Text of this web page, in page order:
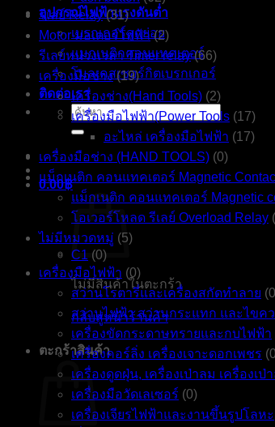
อุปกรณ์ไฟฟ้าแรงดันต่ำ
เบรกเกอร์ลูกย่อย
แมกเนติกคอนแทคเตอร์
โมลเคสเซอร์กิตเบรกเกอร์
ติดต่อเรา
ค้นหา:
0.00฿
ไม่มีสินค้าในตะกร้า
กลับสู่หน้าร้านค้า
ตะกร้าสินค้า
รีเลย์ Relay (31)
Motor มอเตอร์ไฟฟ้า (2)
รีเลย์หน่วงเวลา Timer relay (66)
เครื่องมือช่าง (19)
เครื่องช่าง(Hand Tools) (2)
เครื่องมือไฟฟ้า(Power Tools (17)
อะไหล่ เครื่องมือไฟฟ้า (17)
เครื่องมือช่าง (HAND TOOLS) (0)
แม็กเนติก คอนแทคเตอร์ Magnetic
แม็กเนติก คอนแทคเตอร์ Magnetic
โอเวอร์โหลด รีเลย์ Overload Relay
ไม่มีหมวดหมู่ (5)
C1 (0)
เครื่องมือไฟฟ้า (0)
สว่านโรตารี่และเครื่องสกัดทำลาย
สว่านไฟฟ้า สว่านกระแทก และไขค
เครื่องขัดกระดาษทรายและกบไฟฟ้า
เครื่องคอร์ลิ่ง เครื่องเจาะดอกเพชร
เครื่องดูดฝุ่น, เครื่องเป่าลม เครื่องเป่
เครื่องมือวัดเลเซอร์ (0)
เครื่องเจียรไฟฟ้าและงานขึ้นรูปโลหะ